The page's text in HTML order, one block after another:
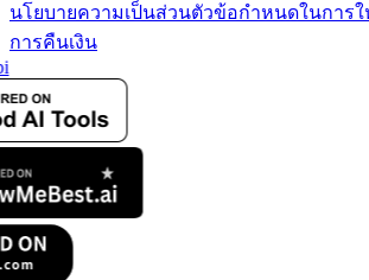
นโยบายความเป็นส่วนตัวข้อกำหนดในการใ
การคืนเงิน